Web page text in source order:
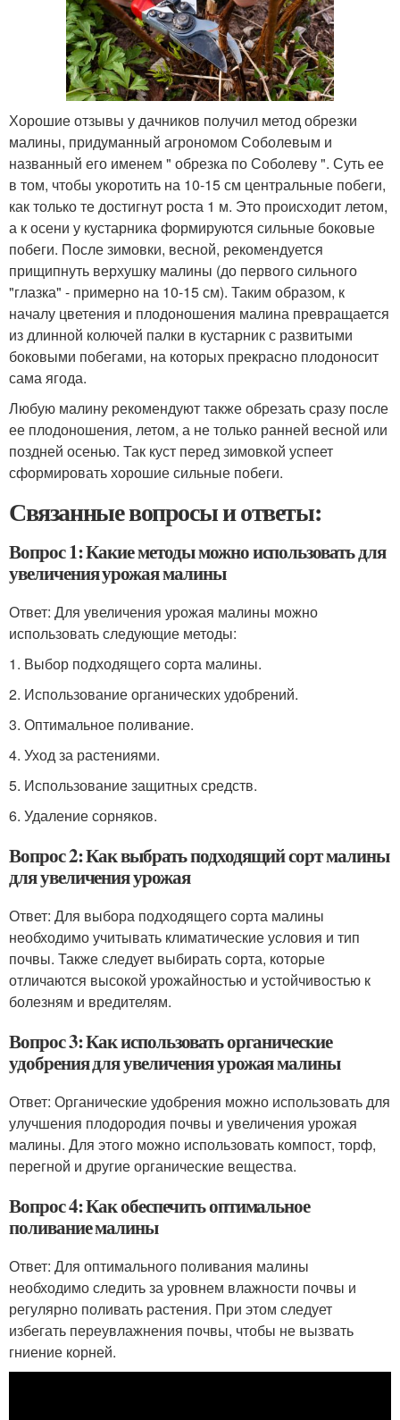
Хорошие отзывы у дачников получил метод обрезки
малины, придуманный агрономом Соболевым и
названный его именем " обрезка по Соболеву ". Суть ее
в том, чтобы укоротить на 10-15 см центральные побеги,
как только те достигнут роста 1 м. Это происходит летом,
а к осени у кустарника формируются сильные боковые
побеги. После зимовки, весной, рекомендуется
прищипнуть верхушку малины (до первого сильного
"глазка" - примерно на 10-15 см). Таким образом, к
началу цветения и плодоношения малина превращается
из длинной колючей палки в кустарник с развитыми
боковыми побегами, на которых прекрасно плодоносит
сама ягода.
Любую малину рекомендуют также обрезать сразу после
ее плодоношения, летом, а не только ранней весной или
поздней осенью. Так куст перед зимовкой успеет
сформировать хорошие сильные побеги.
Связанные вопросы и ответы:
Вопрос 1: Какие методы можно использовать для
увеличения урожая малины
Ответ: Для увеличения урожая малины можно
использовать следующие методы:
1. Выбор подходящего сорта малины.
2. Использование органических удобрений.
3. Оптимальное поливание.
4. Уход за растениями.
5. Использование защитных средств.
6. Удаление сорняков.
Вопрос 2: Как выбрать подходящий сорт малины
для увеличения урожая
Ответ: Для выбора подходящего сорта малины
необходимо учитывать климатические условия и тип
почвы. Также следует выбирать сорта, которые
отличаются высокой урожайностью и устойчивостью к
болезням и вредителям.
Вопрос 3: Как использовать органические
удобрения для увеличения урожая малины
Ответ: Органические удобрения можно использовать для
улучшения плодородия почвы и увеличения урожая
малины. Для этого можно использовать компост, торф,
перегной и другие органические вещества.
Вопрос 4: Как обеспечить оптимальное
поливание малины
Ответ: Для оптимального поливания малины
необходимо следить за уровнем влажности почвы и
регулярно поливать растения. При этом следует
избегать переувлажнения почвы, чтобы не вызвать
гниение корней.